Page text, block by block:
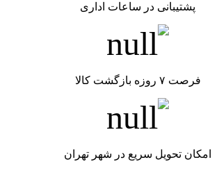
پشتیبانی در ساعات اداری
فرصت ۷ روزه بازگشت کالا
امکان تحویل سریع در شهر تهران